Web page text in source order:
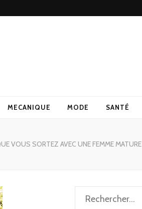
MECANIQUE MODE SANTÉ
VOUS SORTEZ AVEC UNE FEMME MATURE
Rechercher :